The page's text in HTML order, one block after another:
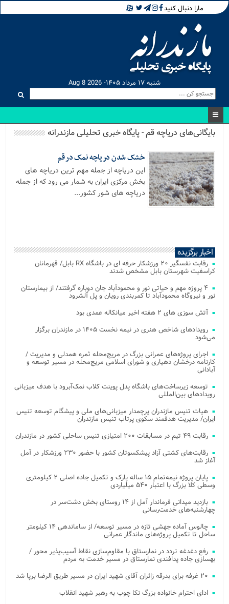
مارا دنبال کنید
شنبه ۱۷ مرداد ۱۴۰۵- Aug 8 2026
بایگانی‌های دریاچه قم - پایگاه خبری تحلیلی مازندرانه
خشک شدن دریاچه نمک در قم
این دریاچه از جمله مهم ترین دریاچه های
بخش مرکزی ایران به شمار می رود که از جمله
دریاچه های شور کشور...
اخبار برگزیده
رقابت نفسگیر ۲۰ ورزشکار حرفه ای در باشگاه RX بابل/ قهرمانان
کراسفیت شهرستان بابل مشخص شدند
۴ پروژه مهم و حیاتی نور و محمودآباد جان دوباره گرفتند/ از بیمارستان
نور و نیروگاه محمودآباد تا کمربندی رویان و پل آلشرود
آتش‌ سوزی‌ های ۲ هفته اخیر میانکاله عمدی بود
رویدادهای شاخص هنری در نیمه نخست ۱۴۰۵ در مازندران برگزار
می‌شود
اجرای پروژه‌های عمرانی بزرگ در مریج‌محله ثمره همدلی و مدیریت /
کارنامه درخشان دهیاری و شورای اسلامی مریج‌محله در مسیر توسعه و
آبادانی
توسعه زیرساخت‌های باشگاه پدل پوینت کلاب نمک‌آبرود با هدف میزبانی
رویدادهای بین‌المللی
هیات تنیس مازندران پرچمدار میزبانی‌های ملی و پیشگام توسعه تنیس
ایران/ مدیریت هدفمند سکوی پرتاب تنیس مازندران
رقابت ۴۹ تیم در مسابقات ۲۰۰ امتیازی تنیس ساحلی کشور در مازندران
رقابت‌های کشتی آزاد پیشکسوتان کشور با حضور ۲۳۰ ورزشکار در آمل
آغاز شد
پایان پروژه نیمه‌تمام ۱۵ ساله پارک و تکمیل جاده اصلی ۲ کیلومتری
وسطی کلا بزرگ با اعتبار ۵۴۰ میلیاردی
بازدید میدانی فرماندار آمل از ۱۴ روستای بخش دشت‌سر در
چهارشنبه‌های خدمت‌رسانی
چالوس آماده جهشی تازه در مسیر توسعه/ از ساماندهی ۱۴ کیلومتر
ساحل تا تکمیل پروژه‌های ماندگار عمرانی
رفع دغدغه تردد در نمارستاق با مقاوم‌سازی نقاط آسیب‌پذیر محور /
بهسازی جاده پدافندی نمارستاق در مسیر خدمت به مردم
۲۰ غرفه برای بدرقه زائران آقای شهید ایران در مسیر طریق الرضا برپا شد
ادای احترام خانواده بزرگ نکا چوب به رهبر شهید انقلاب